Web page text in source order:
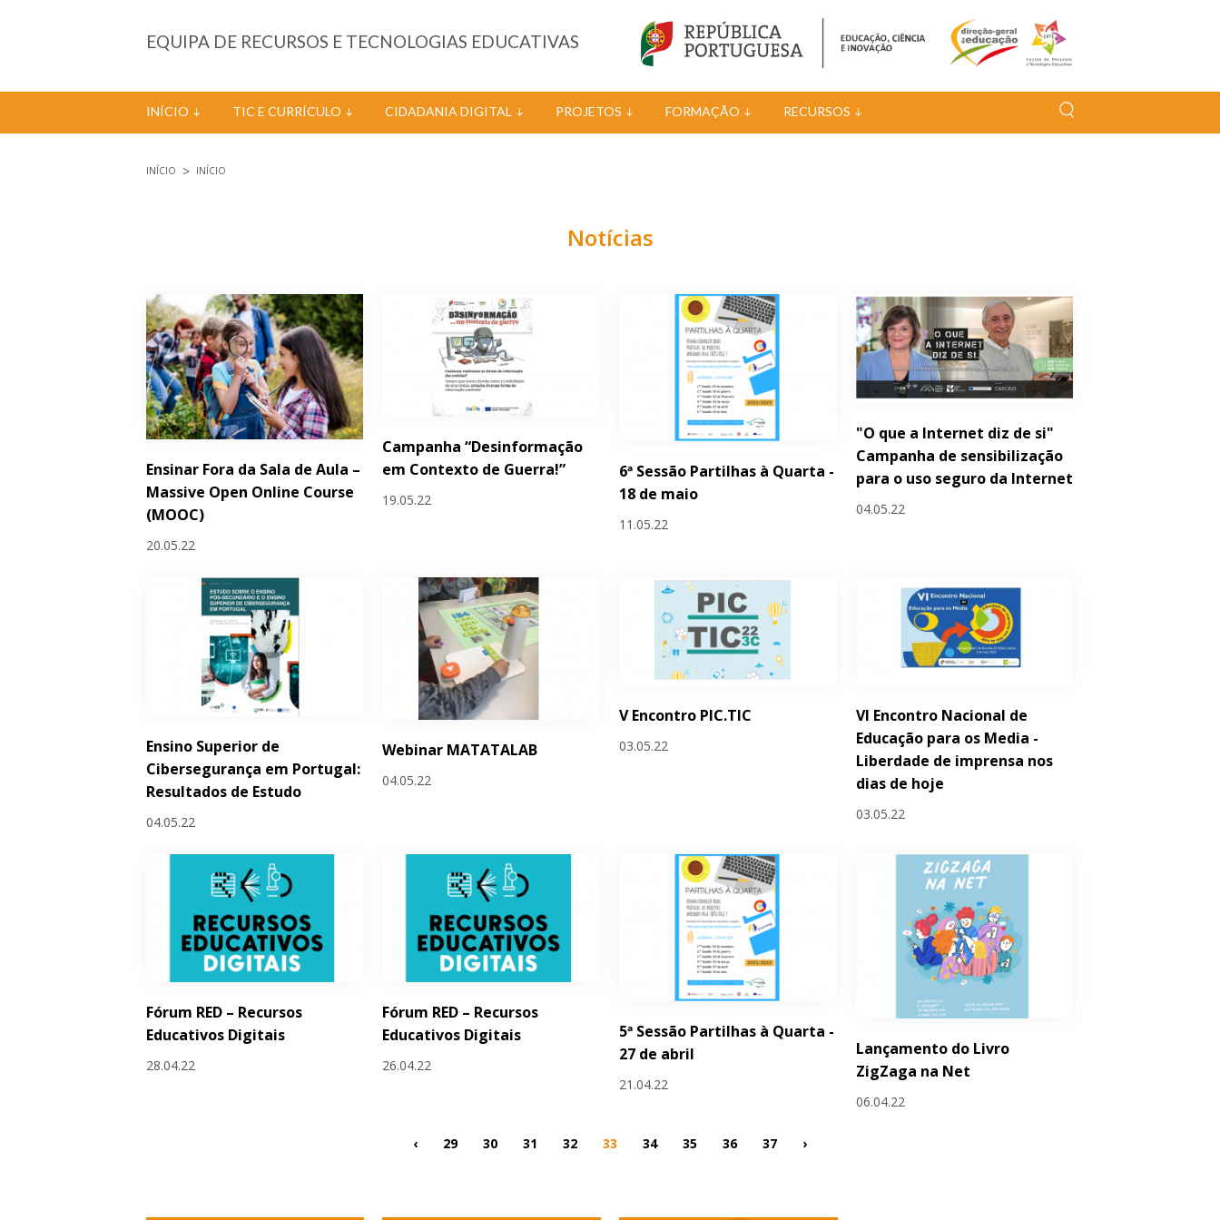
EQUIPA DE RECURSOS E TECNOLOGIAS EDUCATIVAS
INÍCIO TIC E CURRÍCULO CIDADANIA DIGITAL PROJETOS FORMAÇÃO RECURSOS
INÍCIO INÍCIO
Notícias
Ensinar Fora da Sala de Aula –
Massive Open Online Course
(MOOC)
20.05.22
Campanha “Desinformação
em Contexto de Guerra!”
19.05.22
6ª Sessão Partilhas à Quarta -
18 de maio
11.05.22
"O que a Internet diz de si"
Campanha de sensibilização
para o uso seguro da Internet
04.05.22
Ensino Superior de
Cibersegurança em Portugal:
Resultados de Estudo
04.05.22
Webinar MATATALAB
04.05.22
V Encontro PIC.TIC
03.05.22
VI Encontro Nacional de
Educação para os Media -
Liberdade de imprensa nos
dias de hoje
03.05.22
Fórum RED – Recursos
Educativos Digitais
28.04.22
Fórum RED – Recursos
Educativos Digitais
26.04.22
5ª Sessão Partilhas à Quarta -
27 de abril
21.04.22
Lançamento do Livro
ZigZaga na Net
06.04.22
Páginas
‹ 29 30 31 32 33 34 35 36 37 ›